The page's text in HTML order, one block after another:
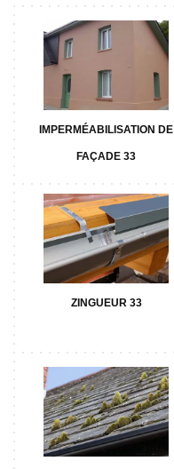
IMPERMÉABILISATION DE
FAÇADE 33
ZINGUEUR 33